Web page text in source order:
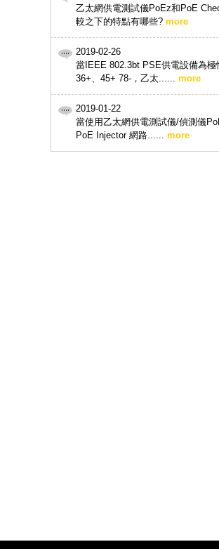
乙太網供電測試儀PoEz和PoE
較之下的特點有哪些? more
2019-02-26
當IEEE 802.3bt PSE供電設備為極
36+、45+ 78-，乙太...... more
2019-01-22
當使用乙太網供電測試儀/偵測儀
PoE Injector 網路...... more